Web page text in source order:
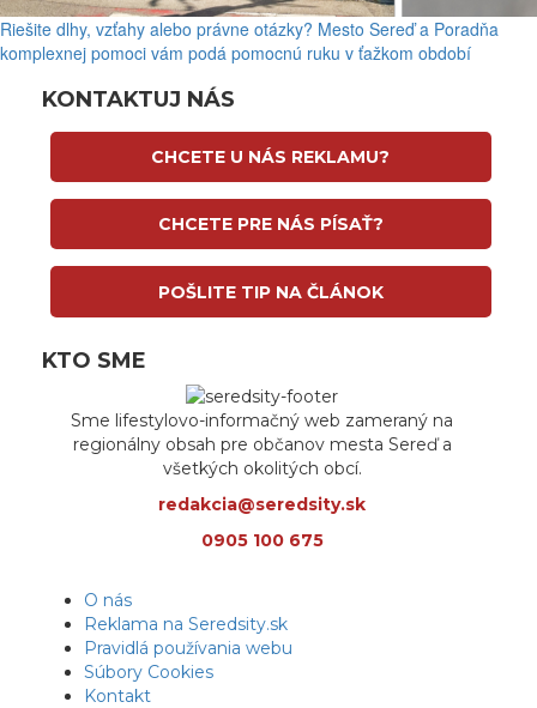
Riešite dlhy, vzťahy alebo právne otázky? Mesto Sereď a Poradňa
komplexnej pomoci vám podá pomocnú ruku v ťažkom období
KONTAKTUJ NÁS
CHCETE U NÁS REKLAMU?
CHCETE PRE NÁS PÍSAŤ?
POŠLITE TIP NA ČLÁNOK
KTO SME
Sme lifestylovo-informačný web zameraný na
regionálny obsah pre občanov mesta Sereď a
všetkých okolitých obcí.
redakcia@seredsity.sk
0905 100 675
O nás
Reklama na Seredsity.sk
Pravidlá používania webu
Súbory Cookies
Kontakt